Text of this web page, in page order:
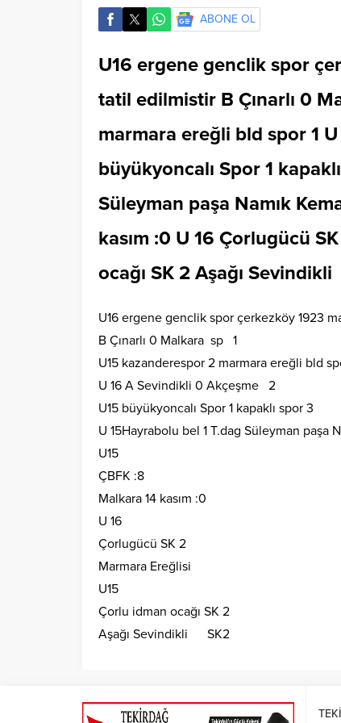
ABONE OL
U16 ergene genclik spor
tatil edilmistir B Çınarlı 0
marmara ereğli bld spor 1
büyükyoncalı Spor 1
Süleyman paşa Namık
kasım :0 U 16 Çorlugücü
ocağı SK 2 Aşağı
U16 ergene genclik spor çerkezköy 1923
B Çınarlı 0 Malkara sp 1
U15 kazanderespor 2 marmara ereğli bld
U 16 A Sevindikli 0 Akçeşme 2
U15 büyükyoncalı Spor 1 kapaklı spor 3
U 15Hayrabolu bel 1 T.dag Süleyman paşa
U15
ÇBFK :8
Malkara 14 kasım :0
U 16
Çorlugücü SK 2
Marmara Ereğlisi
U15
Çorlu idman ocağı SK 2
Aşağı Sevindikli SK2